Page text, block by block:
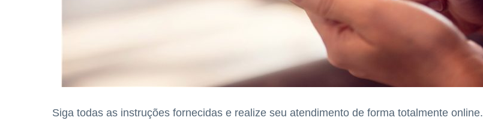
Siga todas as instruções fornecidas e realize seu atendimento de forma totalmente online.